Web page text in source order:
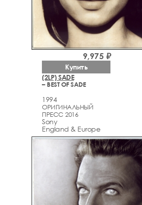
(2LP) SADE
– BEST OF SADE
1994
ОРИГИНАЛЬНЫЙ
ПРЕСС 2016
Sony
England & Europe
9,975 ₽
Купить